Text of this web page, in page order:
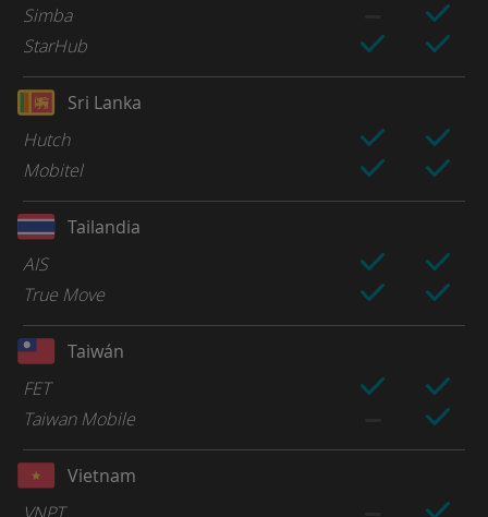
Simba
StarHub
Sri Lanka
Hutch
Mobitel
Tailandia
AIS
True Move
Taiwán
FET
Taiwan Mobile
Vietnam